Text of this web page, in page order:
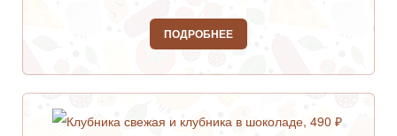
ПОДРОБНЕЕ